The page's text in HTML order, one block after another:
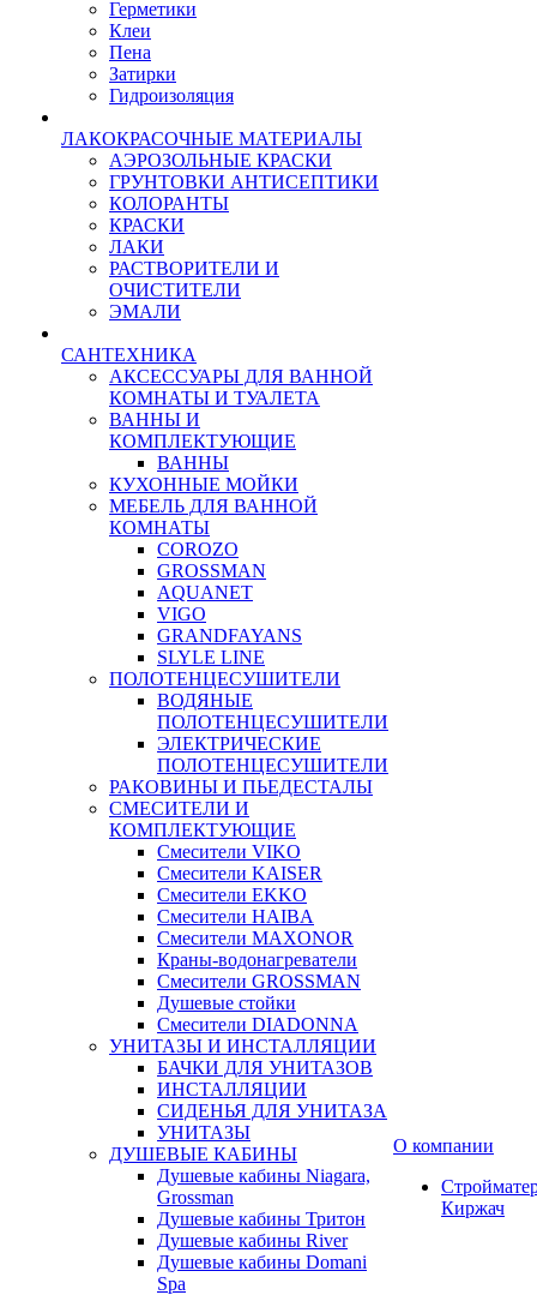
Герметики
Клеи
Пена
Затирки
Гидроизоляция
ЛАКОКРАСОЧНЫЕ МАТЕРИАЛЫ
АЭРОЗОЛЬНЫЕ КРАСКИ
ГРУНТОВКИ АНТИСЕПТИКИ
КОЛОРАНТЫ
КРАСКИ
ЛАКИ
РАСТВОРИТЕЛИ И
ОЧИСТИТЕЛИ
ЭМАЛИ
САНТЕХНИКА
АКСЕССУАРЫ ДЛЯ ВАННОЙ
КОМНАТЫ И ТУАЛЕТА
ВАННЫ И
КОМПЛЕКТУЮЩИЕ
ВАННЫ
КУХОННЫЕ МОЙКИ
МЕБЕЛЬ ДЛЯ ВАННОЙ
КОМНАТЫ
COROZO
GROSSMAN
AQUANET
VIGO
GRANDFAYANS
SLYLE LINE
ПОЛОТЕНЦЕСУШИТЕЛИ
ВОДЯНЫЕ
ПОЛОТЕНЦЕСУШИТЕЛИ
ЭЛЕКТРИЧЕСКИЕ
ПОЛОТЕНЦЕСУШИТЕЛИ
РАКОВИНЫ И ПЬЕДЕСТАЛЫ
СМЕСИТЕЛИ И
КОМПЛЕКТУЮЩИЕ
Смесители VIKO
Смесители KAISER
Смесители EKKO
Смесители HAIBA
Смесители MAXONOR
Краны-водонагреватели
Смесители GROSSMAN
Душевые стойки
Смесители DIADONNA
УНИТАЗЫ И ИНСТАЛЛЯЦИИ
БАЧКИ ДЛЯ УНИТАЗОВ
ИНСТАЛЛЯЦИИ
СИДЕНЬЯ ДЛЯ УНИТАЗА
УНИТАЗЫ
ДУШЕВЫЕ КАБИНЫ
Душевые кабины Niagara,
Grossman
Душевые кабины Тритон
Душевые кабины River
Душевые кабины Domani
Spa
О компании
Киржач